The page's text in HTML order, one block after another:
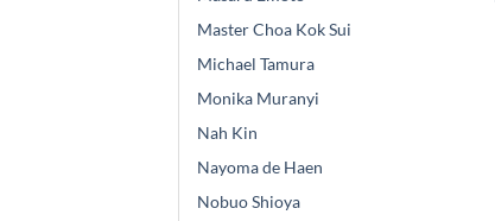
Master Choa Kok Sui
Michael Tamura
Monika Muranyi
Nah Kin
Nayoma de Haen
Nobuo Shioya